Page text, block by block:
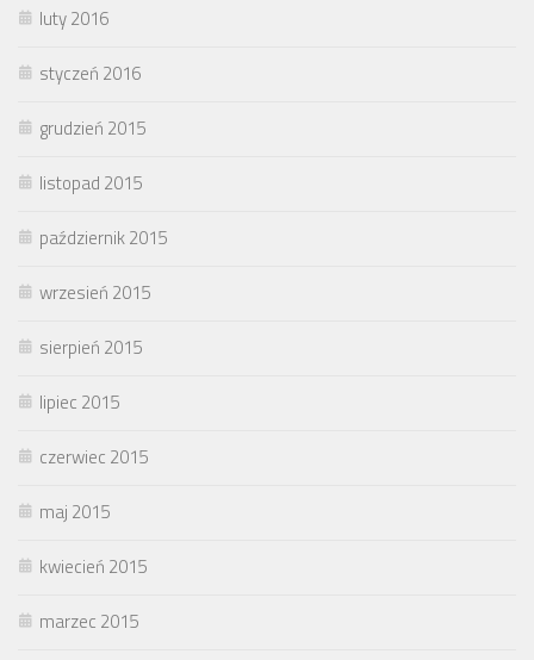
luty 2016
styczeń 2016
grudzień 2015
listopad 2015
październik 2015
wrzesień 2015
sierpień 2015
lipiec 2015
czerwiec 2015
maj 2015
kwiecień 2015
marzec 2015